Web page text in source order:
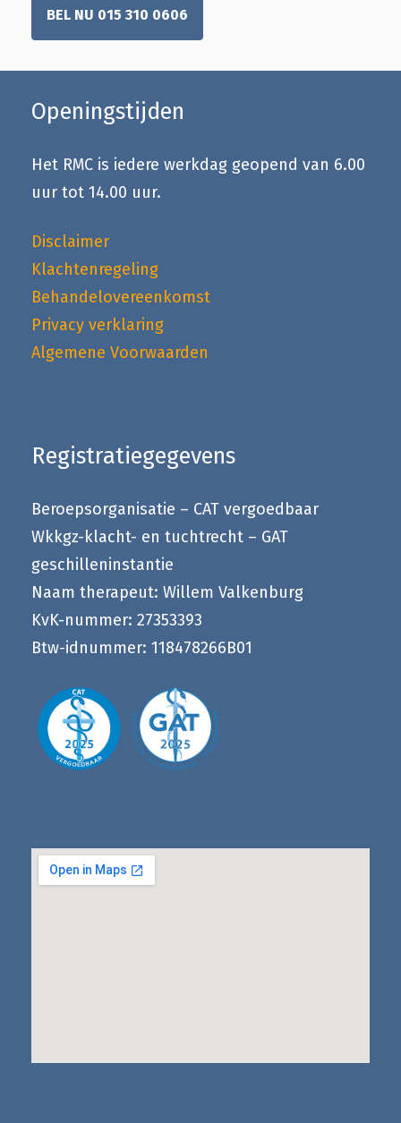
BEL NU 015 310 0606
Openingstijden
Het RMC is iedere werkdag geopend van 6.00
uur tot 14.00 uur.
Disclaimer
Klachtenregeling
Behandelovereenkomst
Privacy verklaring
Algemene Voorwaarden
Registratiegegevens
Beroepsorganisatie – CAT vergoedbaar
Wkkgz-klacht- en tuchtrecht – GAT
geschilleninstantie
Naam therapeut: Willem Valkenburg
KvK-nummer: 27353393
Btw-idnummer: 118478266B01